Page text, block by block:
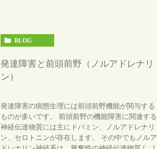
BLOG
発達障害と前頭前野（ノルアドレナリ
ン）
発達障害の病態生理には前頭前野機能が関与する
ものが多いです。 前頭前野の機能障害に関連する
神経伝達物質には主にドパミン、ノルアドレナリ
ン、セロトニンが存在します。 その中でもノルア